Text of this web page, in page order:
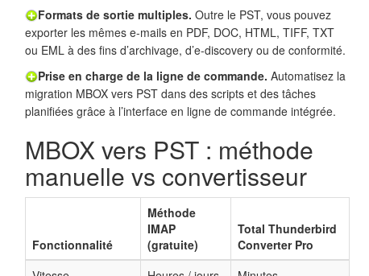
Formats de sortie multiples. Outre le PST, vous pouvez
exporter les mêmes e-mails en PDF, DOC, HTML, TIFF, TXT
ou EML à des fins d’archivage, d’e-discovery ou de conformité.
Prise en charge de la ligne de commande. Automatisez la
migration MBOX vers PST dans des scripts et des tâches
planifiées grâce à l’interface en ligne de commande intégrée.
MBOX vers PST : méthode
manuelle vs convertisseur
Fonctionnalité
Méthode
IMAP
(gratuite)
Total Thunderbird
Converter Pro